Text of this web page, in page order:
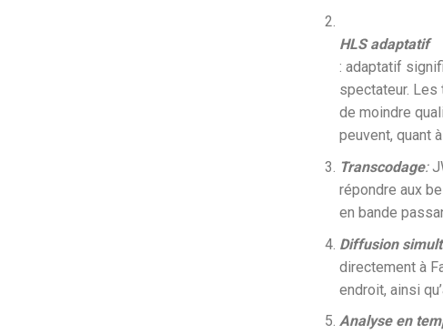
HLS adaptatif
: adaptatif
spectateur.
de moindre
peuvent, quant
Transcodage:
répondre aux
en bande
Diffusion
directement à
endroit, ainsi
Analyse en